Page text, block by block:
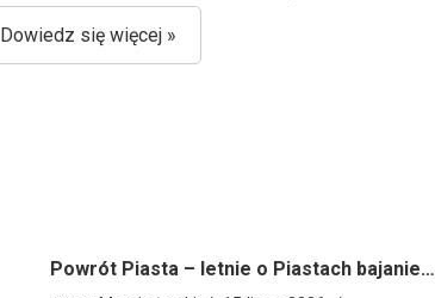
Dowiedz się więcej »
Powrót Piasta – letnie o Piastach bajanie…